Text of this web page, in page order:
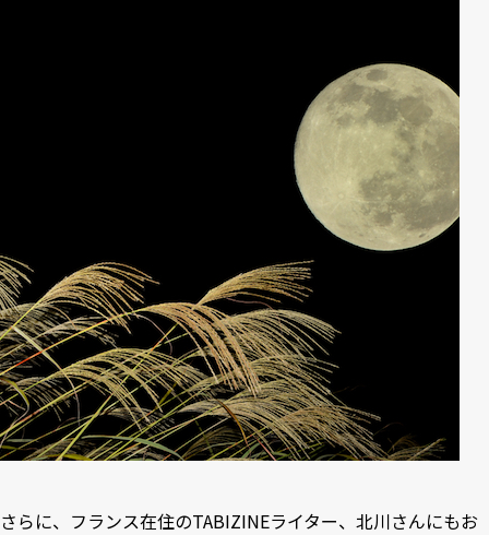
さらに、フランス在住のTABIZINEライター、 北川さんにもお